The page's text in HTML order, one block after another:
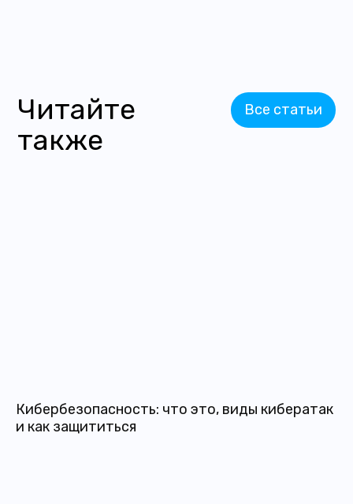
Читайте
также
Все статьи
Кибербезопасность: что это, виды кибератак
и как защититься